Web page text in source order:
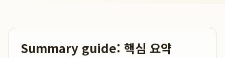
Summary guide: 핵심 요약